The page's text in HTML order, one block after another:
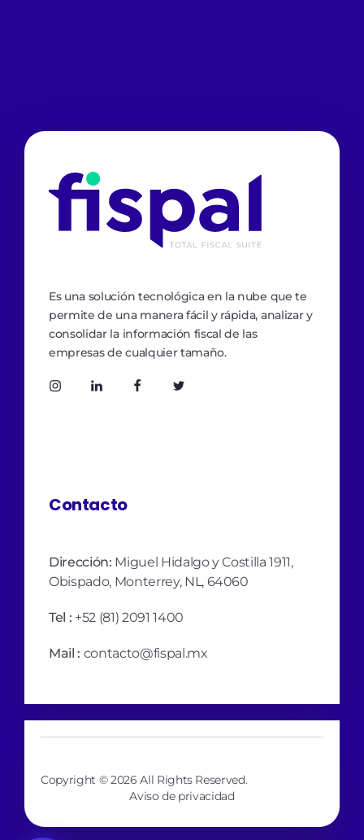
Es una solución tecnológica en la nube que te
permite de una manera fácil y rápida, analizar y
consolidar la información fiscal de las
empresas de cualquier tamaño.
Contacto
Dirección: Miguel Hidalgo y Costilla 1911,
Obispado, Monterrey, NL, 64060
Tel : +52 (81) 2091 1400
Mail : contacto@fispal.mx
Copyright © 2026 All Rights Reserved.
Aviso de privacidad